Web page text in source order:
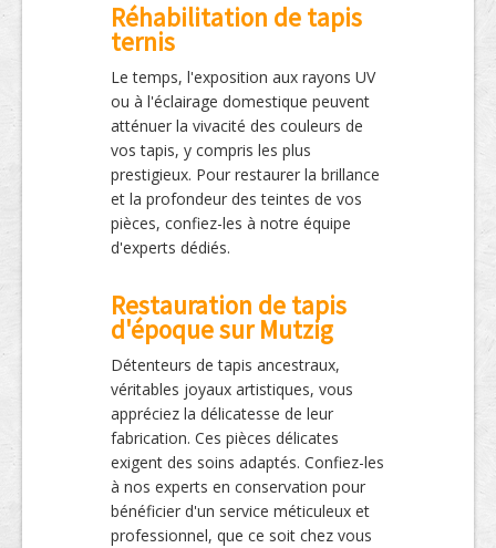
Réhabilitation de tapis
ternis
Le temps, l'exposition aux rayons UV
ou à l'éclairage domestique peuvent
atténuer la vivacité des couleurs de
vos tapis, y compris les plus
prestigieux. Pour restaurer la brillance
et la profondeur des teintes de vos
pièces, confiez-les à notre équipe
d'experts dédiés.
Restauration de tapis
d'époque sur Mutzig
Détenteurs de tapis ancestraux,
véritables joyaux artistiques, vous
appréciez la délicatesse de leur
fabrication. Ces pièces délicates
exigent des soins adaptés. Confiez-les
à nos experts en conservation pour
bénéficier d'un service méticuleux et
professionnel, que ce soit chez vous